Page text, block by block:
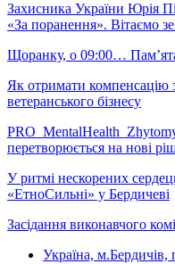
Захисника України Юрія
«За поранення». Вітаємо
Щоранку, о 09:00…
Як отримати компенсацію
ветеранського бізнесу
перетворюється на нові
У ритмі нескорених
«ЕтноСильні» у Бердичеві
Засідання виконавчого
Україна, м.Бердичів,